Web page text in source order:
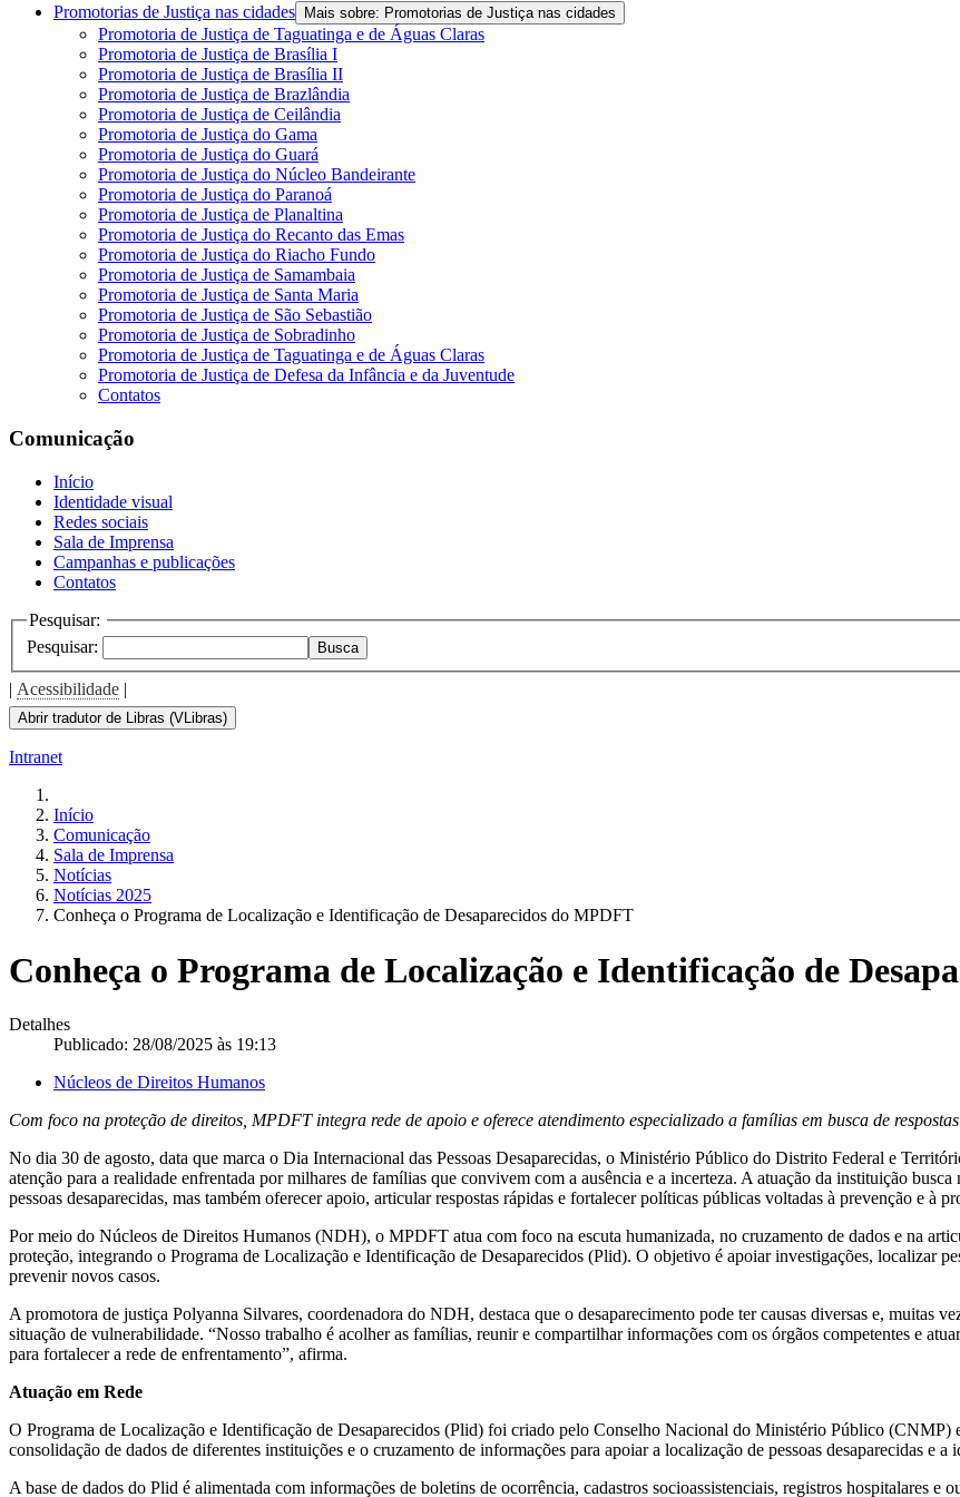
Promotorias de Justiça nas cidades
Mais sobre: Promotorias de Justiça nas cidades
Promotoria de Justiça de Taguatinga e de Águas Claras
Promotoria de Justiça de Brasília I
Promotoria de Justiça de Brasília II
Promotoria de Justiça de Brazlândia
Promotoria de Justiça de Ceilândia
Promotoria de Justiça do Gama
Promotoria de Justiça do Guará
Promotoria de Justiça do Núcleo Bandeirante
Promotoria de Justiça do Paranoá
Promotoria de Justiça de Planaltina
Promotoria de Justiça do Recanto das Emas
Promotoria de Justiça do Riacho Fundo
Promotoria de Justiça de Samambaia
Promotoria de Justiça de Santa Maria
Promotoria de Justiça de São Sebastião
Promotoria de Justiça de Sobradinho
Promotoria de Justiça de Taguatinga e de Águas Claras
Promotoria de Justiça de Defesa da Infância e da Juventude
Contatos
Comunicação
Início
Identidade visual
Redes sociais
Sala de Imprensa
Campanhas e publicações
Contatos
Pesquisar:
Pesquisar:
Busca
| Acessibilidade |
Abrir tradutor de Libras (VLibras)
Intranet
Início
Comunicação
Sala de Imprensa
Notícias
Notícias 2025
Conheça o Programa de Localização e Identificação de Desaparecidos do MPDFT
Conheça o Programa de Localização e Identificação de
Detalhes
Publicado: 28/08/2025 às 19:13
Núcleos de Direitos Humanos
Com foco na proteção de direitos, MPDFT integra rede de apoio e oferece atendimento especializado a famílias em busca de respostas
No dia 30 de agosto, data que marca o Dia Internacional das Pessoas Desaparecidas, o Ministério Público do Distrito Federal e
atenção para a realidade enfrentada por milhares de famílias que convivem com a ausência e a incerteza. A atuação da instituição busca
pessoas desaparecidas, mas também oferecer apoio, articular respostas rápidas e fortalecer políticas públicas voltadas à prevenção e à
Por meio do Núcleos de Direitos Humanos (NDH), o MPDFT atua com foco na escuta humanizada, no cruzamento de dados e na
proteção, integrando o Programa de Localização e Identificação de Desaparecidos (Plid). O objetivo é apoiar investigações, localizar
prevenir novos casos.
A promotora de justiça Polyanna Silvares, coordenadora do NDH, destaca que o desaparecimento pode ter causas diversas e, muitas
situação de vulnerabilidade. “Nosso trabalho é acolher as famílias, reunir e compartilhar informações com os órgãos competentes e
para fortalecer a rede de enfrentamento”, afirma.
Atuação em Rede
O Programa de Localização e Identificação de Desaparecidos (Plid) foi criado pelo Conselho Nacional do Ministério Público
consolidação de dados de diferentes instituições e o cruzamento de informações para apoiar a localização de pessoas desaparecidas e
A base de dados do Plid é alimentada com informações de boletins de ocorrência, cadastros socioassistenciais, registros hospitalares